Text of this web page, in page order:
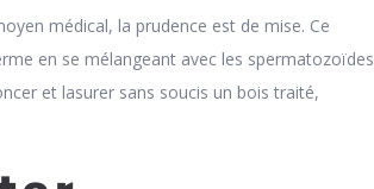
médical, la prudence est de mise. Ce
en se mélangeant avec les spermatozoïdes
et lasurer sans soucis un bois traité,